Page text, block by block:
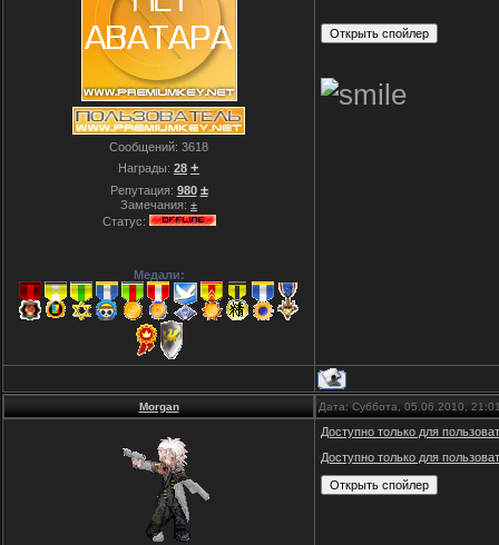
Сообщений: 3618
Награды: 28 +
Репутация: 980 ±
Замечания: ±
Статус:
Медали:
Morgan Дата: Суббота, 05.06.2010,
Доступно только для
Доступно только для